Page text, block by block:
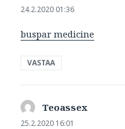
24.2.2020 01:36
buspar medicine
VASTAA
Teoassex
25.2.2020 16:01